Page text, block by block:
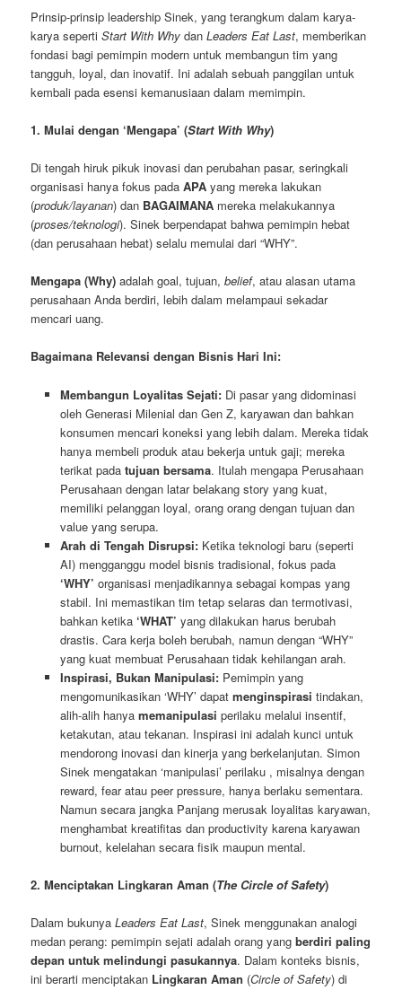
Prinsip-prinsip leadership Sinek, yang terangkum dalam karya-
karya sepertiStart With Why danLeaders Eat Last, memberikan
fondasi bagi pemimpin modern untuk membangun tim yang
tangguh, loyal, dan inovatif. Ini adalah sebuah panggilan untuk
kembali pada esensi kemanusiaan dalam memimpin.
1. Mulai dengan ‘Mengapa’ (Start With Why)
Di tengah hiruk pikuk inovasi dan perubahan pasar, seringkali
organisasi hanya fokus padaAPA yang mereka lakukan
(produk/layanan) dan BAGAIMANA mereka melakukannya
(proses/teknologi). Sinek berpendapat bahwa pemimpin hebat
(dan perusahaan hebat) selalu memulai dari “WHY”.
Mengapa (Why) adalah goal, tujuan,belief, atau alasan utama
perusahaan Anda berdiri, lebih dalam melampaui sekadar
mencari uang.
Bagaimana Relevansi dengan Bisnis Hari Ini:
Membangun Loyalitas Sejati:Di pasar yang didominasi
oleh Generasi Milenial dan Gen Z, karyawan dan bahkan
konsumen mencari koneksi yang lebih dalam. Mereka tidak
hanya membeli produk atau bekerja untuk gaji; mereka
terikat pada tujuan bersama. Itulah mengapa Perusahaan
Perusahaan dengan latar belakang story yang kuat,
memiliki pelanggan loyal, orang orang dengan tujuan dan
value yang serupa.
Arah di Tengah Disrupsi:Ketika teknologi baru (seperti
AI) mengganggu model bisnis tradisional, fokus pada
‘WHY’ organisasi menjadikannya sebagai kompas yang
stabil. Ini memastikan tim tetap selaras dan termotivasi,
bahkan ketika ‘WHAT’ yang dilakukan harus berubah
drastis. Cara kerja boleh berubah, namun dengan “WHY”
yang kuat membuat Perusahaan tidak kehilangan arah.
Inspirasi, Bukan Manipulasi:Pemimpin yang
mengomunikasikan ‘WHY’ dapat menginspirasi tindakan,
alih-alih hanya memanipulasi perilaku melalui insentif,
ketakutan, atau tekanan. Inspirasi ini adalah kunci untuk
mendorong inovasi dan kinerja yang berkelanjutan. Simon
Sinek mengatakan ‘manipulasi’ perilaku , misalnya dengan
reward, fear atau peer pressure, hanya berlaku sementara.
Namun secara jangka Panjang merusak loyalitas karyawan,
menghambat kreatifitas dan productivity karena karyawan
burnout, kelelahan secara fisik maupun mental.
2. Menciptakan Lingkaran Aman (The Circle of Safety)
Dalam bukunyaLeaders Eat Last, Sinek menggunakan analogi
medan perang: pemimpin sejati adalah orang yangberdiri paling
depan untuk melindungi pasukannya. Dalam konteks bisnis,
ini berarti menciptakan Lingkaran Aman (Circle of Safety) di